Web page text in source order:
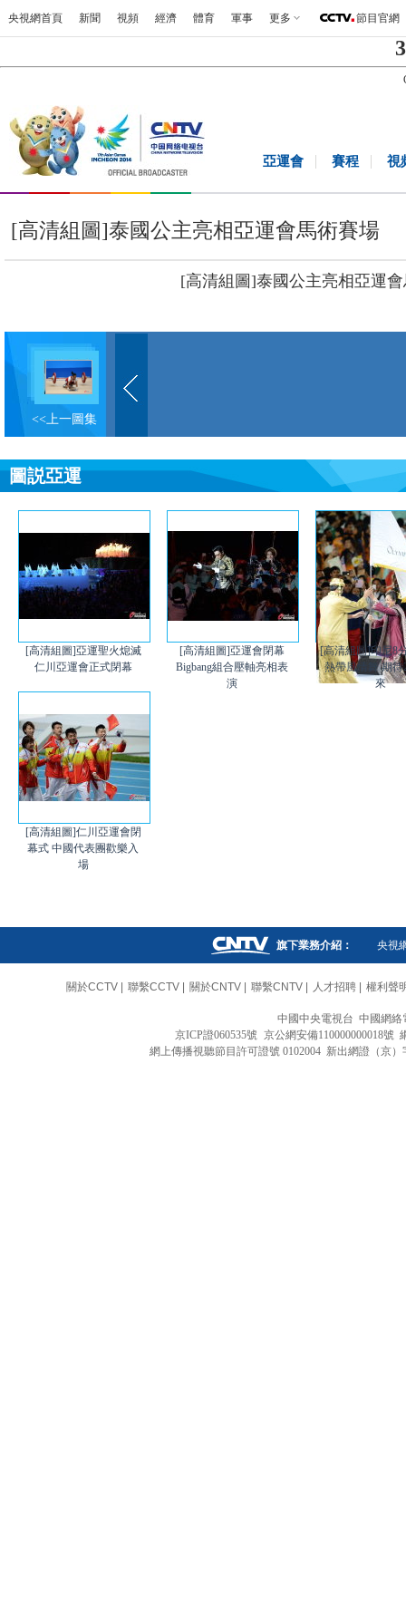
央視網首頁 新聞 視頻 經濟 體育 軍事 更多 節目官網
亞運會 賽程 視
[高清組圖]泰國公主亮相亞運會馬術賽場
[高清組圖]泰國公主亮相亞運
<<上一圖集
圖説亞運
[高清組圖]亞運聖火熄滅
仁川亞運會正式閉幕
[高清組圖]亞運會閉幕
Bigbang組合壓軸亮相表
演
[高清組圖]印尼8
熱帶風情舞 期待
來
[高清組圖]仁川亞運會閉
幕式 中國代表團歡樂入
場
旗下業務介紹： 央視
關於CCTV 聯繫CCTV 關於CNTV 聯繫CNTV 人才招聘 權利聲
中國中央電視台 中國網
京ICP證060535號 京公網安備110000000018號
網上傳播視聽節目許可證號 0102004 新出網證（京